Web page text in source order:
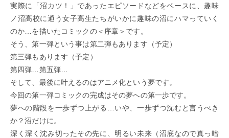
実際に「沼カツ！」であったエピソードなどをベースに、趣味
ノ沼高校に通う女子高生たちがいかに趣味の沼にハマっていく
のか…を描いたコミックの＜序章＞です。
そう、第一弾という事は第二弾もあります（予定）
第三弾もあります（予定）
第四弾…第五弾…
そして、最後に叶えるのはアニメ化という夢です。
今回の第一弾コミックの完成はその夢への第一歩です。
夢への階段を一歩ずつ上がる…いや、一歩ずつ沈むと言うべき
か？沼だけに。
深く深く沈み切ったその先に、明るい未来（沼底なので真っ暗